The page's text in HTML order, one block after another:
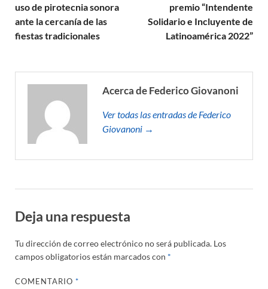
uso de pirotecnia sonora
ante la cercanía de las
fiestas tradicionales
premio “Intendente
Solidario e Incluyente de
Latinoamérica 2022”
Acerca de Federico Giovanoni
Ver todas las entradas de Federico
Giovanoni →
Deja una respuesta
Tu dirección de correo electrónico no será publicada. Los
campos obligatorios están marcados con *
COMENTARIO*